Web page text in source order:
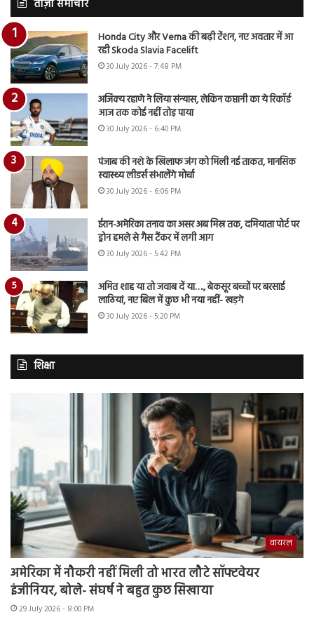
ताज़ा समाचार
Honda City और Verna की बढ़ी टेंशन, नए अवतार में आ
रही Skoda Slavia Facelift
30 July 2026 - 7:48 PM
अजिंक्य रहाणे ने लिया संन्यास, लेकिन कप्तानी का ये रिकॉर्ड
आज तक कोई नहीं तोड़ पाया
30 July 2026 - 6:40 PM
पंजाब की नशे के खिलाफ जंग को मिली नई ताकत, मानसिक
स्वास्थ्य लीडर्स संभालेंगे मोर्चा
30 July 2026 - 6:06 PM
ईरान-अमेरिका तनाव का असर अब मिस्र तक, दमियाता पोर्ट पर
ड्रोन हमले से गैस टैंकर में लगी आग
30 July 2026 - 5:42 PM
अमित शाह या तो जवाब दें या…., बेकसूर बच्चों पर बरसाई
लाठियां, नए बिल में कुछ भी नया नहीं- खड़गे
30 July 2026 - 5:20 PM
शिक्षा
वायरल
अमेरिका में नौकरी नहीं मिली तो भारत लौटे सॉफ्टवेयर
इंजीनियर, बोले- संघर्ष ने बहुत कुछ सिखाया
29 July 2026 - 8:00 PM